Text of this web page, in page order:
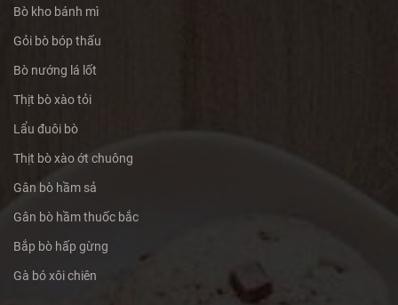
Bò kho bánh mì
Gỏi bò bóp thấu
Bò nướng lá lốt
Thịt bò xào tỏi
Lẩu đuôi bò
Thịt bò xào ớt chuông
Gân bò hầm sả
Gân bò hầm thuốc bắc
Bắp bò hấp gừng
Gà bó xôi chiên